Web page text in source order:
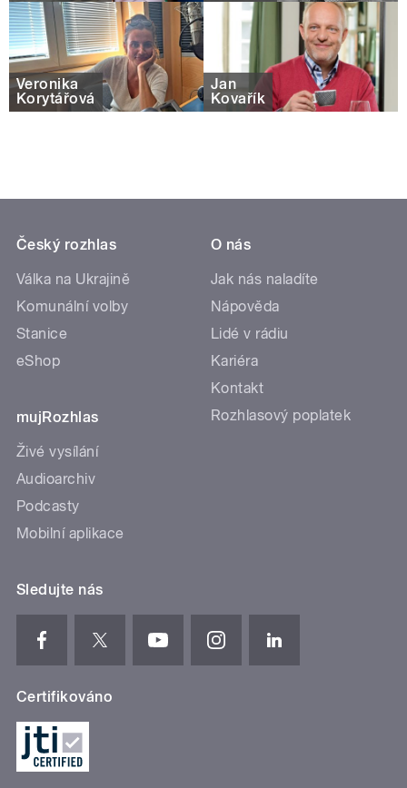
Veronika
Korytářová
Jan
Kovařík
Český rozhlas
Válka na Ukrajině
Komunální volby
Stanice
eShop
mujRozhlas
Živé vysílání
Audioarchiv
Podcasty
Mobilní aplikace
O nás
Jak nás naladíte
Nápověda
Lidé v rádiu
Kariéra
Kontakt
Rozhlasový poplatek
Sledujte nás
Certifikováno